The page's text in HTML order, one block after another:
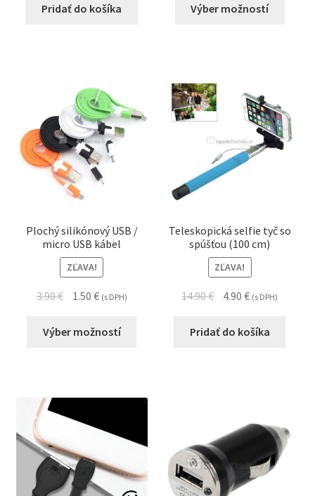
Pridať do košíka Výber možností
Plochý silikónový USB /
micro USB kábel
ZĽAVA!
3.90€ 1.50 € (s DPH)
Výber možností
Teleskopická selfie tyč so
spúšťou (100 cm)
ZĽAVA!
14.90€ 4.90€ (s DPH)
Pridať do košíka